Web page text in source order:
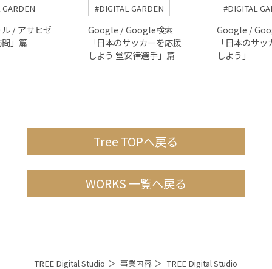
/ アサヒゼ
」篇
#DIGITAL GARDEN
Google / Google検索
「日本のサッカーを応援
しよう 堂安律選手」篇
#DIGITAL
Google /
「日本のサ
しよう」
Tree TOPへ戻る
WORKS 一覧へ戻る
TREE Digital Studio 事業内容
TREE Digital Studio